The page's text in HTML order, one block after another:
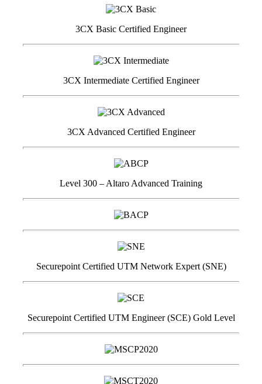
3CX Basic Certified Engineer
3CX Intermediate Certified Engineer
3CX Advanced Certified Engineer
Level 300 – Altaro Advanced Training
Securepoint Certified UTM Network Expert (SNE)
Securepoint Certified UTM Engineer (SCE) Gold Level